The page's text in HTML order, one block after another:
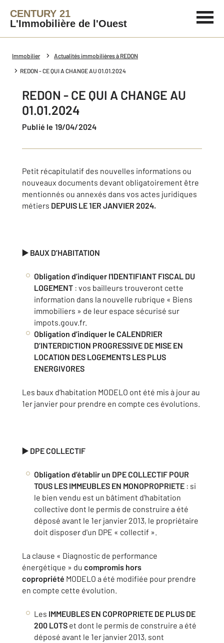
CENTURY 21
L'Immobilière de l'Ouest
Immobilier Actualités immobilières à REDON
REDON - CE QUI A CHANGE AU 01.01.2024
REDON - CE QUI A CHANGE AU
01.01.2024
Publié le 19/04/2024
Petit récapitulatif des nouvelles informations ou
nouveaux documents devant obligatoirement être
mentionnés ou annexés dans vos actes juridiques
métiers DEPUIS LE 1ER JANVIER 2024.
▶️ BAUX D’HABITATION
Obligation d’indiquer l'IDENTIFIANT FISCAL DU
LOGEMENT : vos bailleurs trouveront cette
information dans la nouvelle rubrique « Biens
immobiliers » de leur espace sécurisé sur
impots.gouv.fr.
Obligation d’indiquer le CALENDRIER
D’INTERDICTION PROGRESSIVE DE MISE EN
LOCATION DES LOGEMENTS LES PLUS
ENERGIVORES
Les baux d’habitation MODELO ont été mis à jour au
1er janvier pour prendre en compte ces évolutions.
▶️ DPE COLLECTIF
Obligation d’établir un DPE COLLECTIF POUR
TOUS LES IMMEUBLES EN MONOPROPRIETE : si
le bien vendu est un bâtiment d'habitation
collective dont le permis de construire a été
déposé avant le 1er janvier 2013, le propriétaire
doit disposer d'un DPE « collectif ».
La clause « Diagnostic de performance
énergétique » du compromis hors
copropriété MODELO a été modifiée pour prendre
en compte cette évolution.
Les IMMEUBLES EN COPROPRIETE DE PLUS DE
200 LOTS et dont le permis de construire a été
déposé avant le 1er janvier 2013, sont